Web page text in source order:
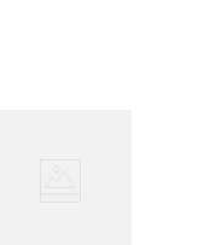
o Vinho Chi
padrões de
é uma